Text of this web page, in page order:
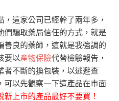
這家公司已經幹了兩年多，
們騙取藥局信任的方式，就是
善良的藥師，這就是我強調的
要以產物保險代替檢驗報告，
者不斷的換包裝，以逃避查
可以先觀察一下這產品在市面
新上市的產品最好不要買！